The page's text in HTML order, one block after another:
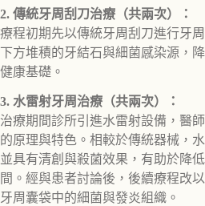
2. 傳統牙周刮刀治療（共兩次）：
療程初期先以傳統牙周刮刀進行牙
下方堆積的牙結石與細菌感染源，
健康基礎。
3. 水雷射牙周治療（共兩次）：
治療期間診所引進水雷射設備，醫
的原理與特色。相較於傳統器械，
並具有清創與殺菌效果，有助於降
間。經與患者討論後，後續療程改
牙周囊袋中的細菌與發炎組織。